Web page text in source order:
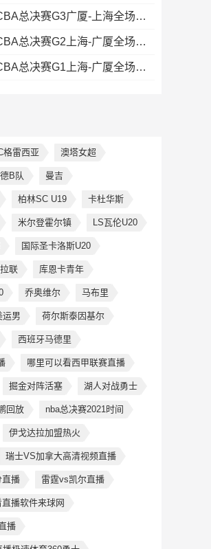
05月31日CBA总决赛G3广厦-上海全场录像
05月28日CBA总决赛G2上海-广厦全场录像
05月26日CBA总决赛G1上海-广厦全场录像
格雷西亚 澳塔女超
B队 曼吉
柏林SC U19 卡杜华斯
米尔登霍尔镇 LS瓦伦U20
国际圣卡洛斯U20
联 库恩卡青年
乔奥维尔 马布里
运男 荷尔斯泰因基尔
西班牙马德里
哪里可以看西甲联赛直播
掘金对阵活塞 湖人对战勇士
回放 nba总决赛2021时间
伊戈达拉加盟热火
瑞士VS加拿大高清视频直播
直播 雷霆vs凯尔直播
播软件来球网
播